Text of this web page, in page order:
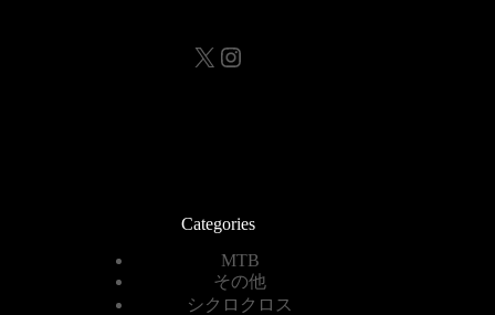
X Instagram
Categories
MTB
その他
シクロクロス